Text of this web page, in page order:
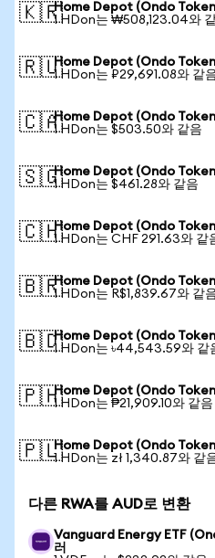
🇰🇷Home Depot (Ondo
1 HDon는 ₩508,123.04와
🇷🇺Home Depot (Ondo
1 HDon는 ₽29,691.08와 같
🇨🇦Home Depot (Ondo
1 HDon는 $503.50와 같음
🇸🇬Home Depot (Ondo
1 HDon는 $461.28와 같음
🇨🇭Home Depot (Ondo
1 HDon는 CHF 291.63와 같
🇧🇷Home Depot (Ondo
1 HDon는 R$1,839.67와 같
🇧🇩Home Depot (Ondo
1 HDon는 ৳44,543.59와 같
🇵🇭Home Depot (Ondo
1 HDon는 ₱21,909.10와 같음
🇵🇱Home Depot (Ondo
1 HDon는 zł 1,340.87와 같
다른 RWA를 AUD로 변환
Vanguard Energy ETF
러